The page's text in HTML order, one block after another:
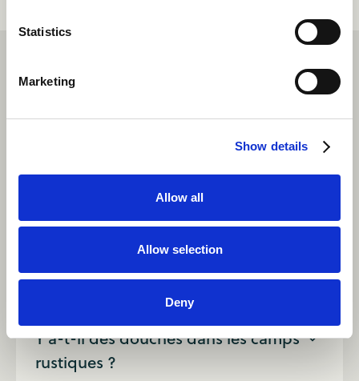
Statistics
Marketing
Show details
Allow all
Allow selection
Deny
FAQs
Ai-je des jours de congé dans des
camps rustiques ?
camp auquel vous vous trouvez, mais vous
aurez toujours des jours de congé pendant l'été
Y a-t-il des douches dans les camps
rustiques ?